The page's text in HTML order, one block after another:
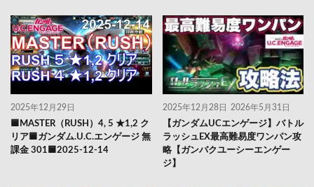
2025年12月29日
🟦MASTER（RUSH）4, 5 ★1,2 ク
リア🟦ガンダム.U.C.エンゲージ 無
課金 301🟦2025-12-14
2025年12月28日 2026年5月31日
【ガンダムUCエンゲージ】バトル
ラッシュEX最高難易度ワンパン攻
略【ガンバクユーシーエンゲー
ジ】